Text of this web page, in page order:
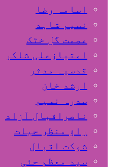
اسامہ رضا
نسیم شاہد
عصمت گل خٹک
امتیازعلی شاکر
قدسیہ مدثر
ارشد خان
سدرہ نسیم
ناصراقبال آزاد
راؤ منظر حیات
شوکت اقبال
سید معظم حئی